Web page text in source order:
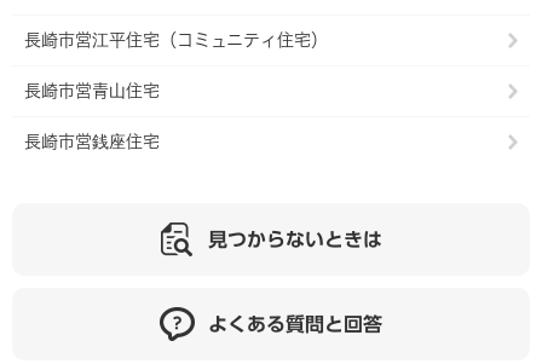
長崎市営江平住宅（コミュニティ住宅）
長崎市営青山住宅
長崎市営銭座住宅
見つからないときは
よくある質問と回答